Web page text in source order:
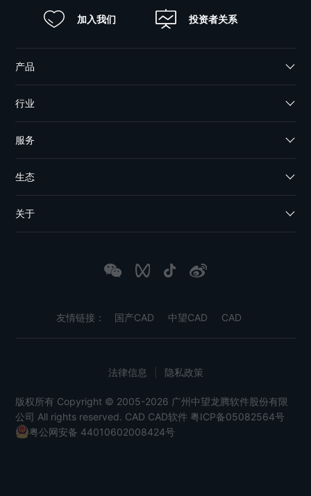
加入我们 投资者关系
产品
行业
服务
生态
关于
友情链接： 国产CAD 中望CAD CAD
版权所有 Copyright © 2005-2026 广州中望龙腾软件股份有限
公司 All rights reserved. CAD CAD软件 粤ICP备05082564号
粤公网安备 44010602008424号
法律信息 隐私政策